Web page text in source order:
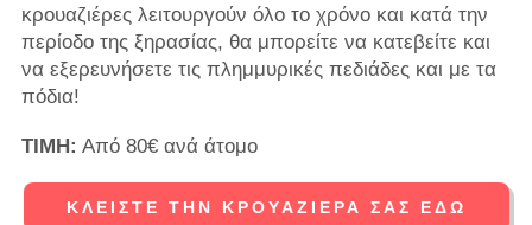
κρουαζιέρες λειτουργούν όλο το χρόνο και κατά την
περίοδο της ξηρασίας, θα μπορείτε να κατεβείτε και
να εξερευνήσετε τις πλημμυρικές πεδιάδες και με τα
πόδια!
ΤΙΜΗ: Από 80€ ανά άτομο
ΚΛΕΊΣΤΕ ΤΗΝ ΚΡΟΥΑΖΙΈΡΑ ΣΑΣ ΕΔΏ